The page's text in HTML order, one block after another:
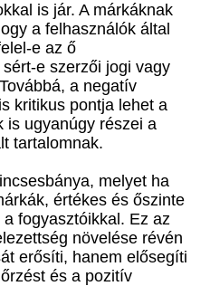
is jár. A márkáknak
a felhasználók által
e az ő
e szerzői jogi vagy
a negatív
kritikus pontja lehet a
is ugyanúgy részei a
tartalomnak.
melyet ha
értékes és őszinte
fogyasztóikkal. Ez az
növelése révén
erősíti, hanem elősegíti
és a pozitív